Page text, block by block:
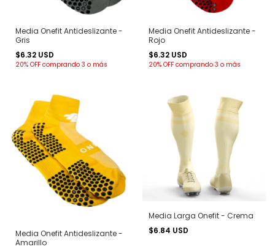
Media Onefit Antideslizante -
Gris
$6.32 USD
20% OFF comprando 3 o más
Media Onefit Antideslizante -
Rojo
$6.32 USD
20% OFF comprando 3 o más
Media Onefit Antideslizante -
Amarillo
Media Larga Onefit - Crema
$6.84 USD